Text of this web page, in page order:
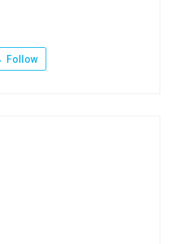
Follow